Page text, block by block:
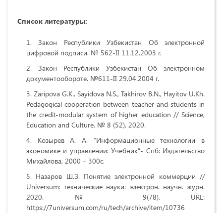
Список литературы:
Закон Республики Узбекистан Об электронной
цифровой подписи. № 562-II 11.12.2003 г.
Закон Республики Узбекистан Об электронном
документообороте. №611-II 29.04.2004 г.
Zaripova G.K., Sayidova N.S., Takhirov B.N., Hayitov U.Kh.
Pedagogical cooperation between teacher and students in
the credit-modular system of higher education // Science,
Education and Culture. № 8 (52), 2020.
Козырев А. А. “Информационные технологии в
экономике и управлении: Учебник”- Спб: Издательство
Михайлова, 2000 – 300с.
Назаров Ш.Э. Понятие электронной коммерции //
Universum: технические науки: электрон. научн. журн.
2020. № 9(78). URL:
https://7universum.com/ru/tech/archive/item/10736